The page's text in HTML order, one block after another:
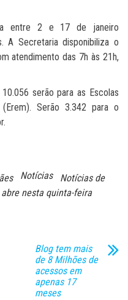
entre 2 e 17 de janeiro
A Secretaria disponibiliza o
atendimento das 7h às 21h,
serão para as Escolas
Serão 3.342 para o
Notícias
Notícias de
nesta quinta-feira
Blog tem mais
de 8 Milhões de
acessos em
apenas 17
meses